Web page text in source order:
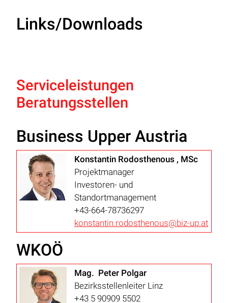
Links/Downloads
Serviceleistungen
Beratungsstellen
Business Upper Austria
Konstantin Rodosthenous , MSc
Projektmanager
Investoren- und
Standortmanagement
+43-664-78736297
konstantin.rodosthenous@biz-up.at
WKOÖ
Mag. Peter Polgar
Bezirksstellenleiter Linz
+43 5 90909 5502